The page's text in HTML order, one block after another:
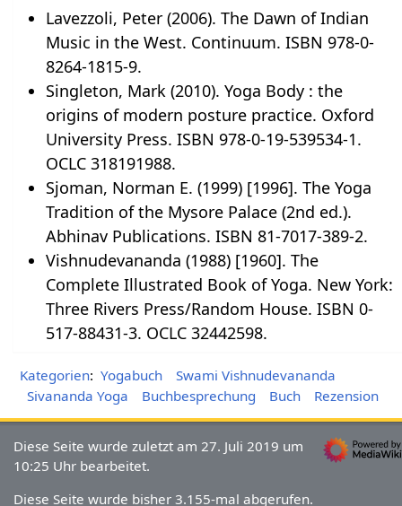
Lavezzoli, Peter (2006). The Dawn of Indian
Music in the West. Continuum. ISBN 978-0-
8264-1815-9.
Singleton, Mark (2010). Yoga Body : the
origins of modern posture practice. Oxford
University Press. ISBN 978-0-19-539534-1.
OCLC 318191988.
Sjoman, Norman E. (1999) [1996]. The Yoga
Tradition of the Mysore Palace (2nd ed.).
Abhinav Publications. ISBN 81-7017-389-2.
Vishnudevananda (1988) [1960]. The
Complete Illustrated Book of Yoga. New York:
Three Rivers Press/Random House. ISBN 0-
517-88431-3. OCLC 32442598.
Kategorien: Yogabuch
Swami Vishnudevananda
Sivananda Yoga
Buchbesprechung Buch Rezension
Diese Seite wurde zuletzt am 27. Juli 2019 um
10:25 Uhr bearbeitet.
Diese Seite wurde bisher 3.155-mal abgerufen.